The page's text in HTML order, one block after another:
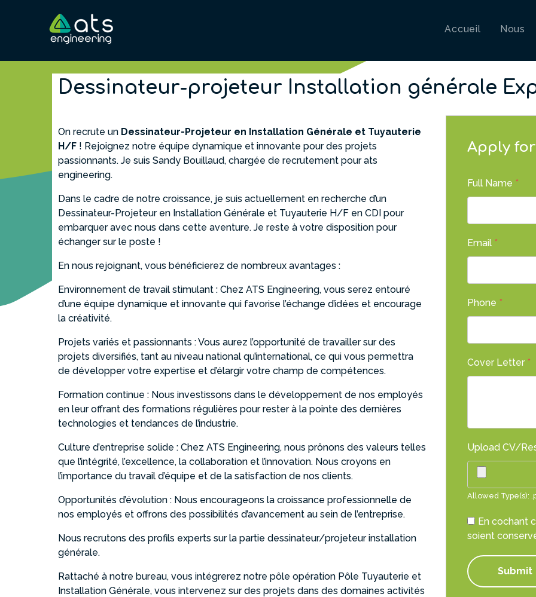
Accueil Nous
Dessinateur-projeteur Installation générale
On recrute un Dessinateur-Projeteur en Installation Générale et Tuyauterie
H/F ! Rejoignez notre équipe dynamique et innovante pour des projets
passionnants. Je suis Sandy Bouillaud, chargée de recrutement pour ats
engineering.
Dans le cadre de notre croissance, je suis actuellement en recherche d’un
Dessinateur-Projeteur en Installation Générale et Tuyauterie H/F en CDI pour
embarquer avec nous dans cette aventure. Je reste à votre disposition pour
échanger sur le poste !
En nous rejoignant, vous bénéficierez de nombreux avantages :
Environnement de travail stimulant : Chez ATS Engineering, vous serez entouré
d’une équipe dynamique et innovante qui favorise l’échange d’idées et encourage
la créativité.
Projets variés et passionnants : Vous aurez l’opportunité de travailler sur des
projets diversifiés, tant au niveau national qu’international, ce qui vous permettra
de développer votre expertise et d’élargir votre champ de compétences.
Formation continue : Nous investissons dans le développement de nos employés
en leur offrant des formations régulières pour rester à la pointe des dernières
technologies et tendances de l’industrie.
Culture d’entreprise solide : Chez ATS Engineering, nous prônons des valeurs telles
que l’intégrité, l’excellence, la collaboration et l’innovation. Nous croyons en
l’importance du travail d’équipe et de la satisfaction de nos clients.
Opportunités d’évolution : Nous encourageons la croissance professionnelle de
nos employés et offrons des possibilités d’avancement au sein de l’entreprise.
Nous recrutons des profils experts sur la partie dessinateur/projeteur installation
générale.
Rattaché à notre bureau, vous intégrerez notre pôle opération Pôle Tuyauterie et
Installation Générale, vous intervenez sur des projets dans des domaines activités
Apply
Full Name *
Email *
Phone *
Cover Letter *
Upload CV/
Allowed Type(s):
En cochant
soient